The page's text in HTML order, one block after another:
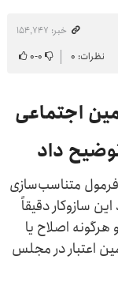
خبر: ۱۵۴٬۷۴۷
نظرات: ۰ ۰-۰
اجتماعی
داد
فرمول متناسب‌سازی
سال ۱۴۰۵ اعلام کرد این سازوکار دقیقاً
اصلاح یا
اعتبار در مجلس